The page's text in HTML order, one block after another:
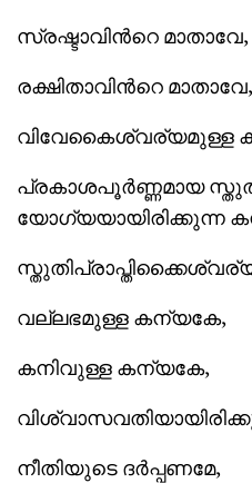
സ്രഷ്ടാവിന്‍റെ മാതാവേ,
രക്ഷിതാവിന്‍റെ മാതാവേ,
വിവേകൈശ്വര്യമുള്ള
പ്രകാശപൂര്‍ണ്ണമായ
യോഗ്യയായിരിക്കുന്ന
വല്ലഭമുള്ള കന്യകേ,
കനിവുള്ള കന്യകേ,
നീതിയുടെ ദര്‍പ്പണമേ,